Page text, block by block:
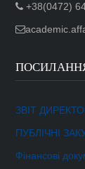
+38(0472)
ЗВІТ
ПУБЛІЧНІ
Фінансові